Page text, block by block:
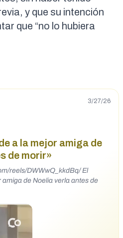
y que su intención
que “no lo hubiera
3/27/26
a la mejor amiga de
de morir»
reels/DWWwQ_kkdBq/ El
de Noelia verla antes de